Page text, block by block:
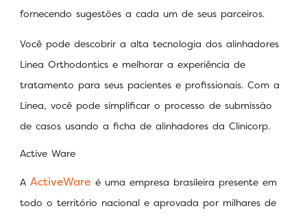
fornecendo sugestões a cada um de seus parceiros.
Você pode descobrir a alta tecnologia dos alinhadores
Linea Orthodontics e melhorar a experiência de
tratamento para seus pacientes e profissionais. Com a
Linea, você pode simplificar o processo de submissão
de casos usando a ficha de alinhadores da Clinicorp.
Active Ware
A ActiveWare é uma empresa brasileira presente em
todo o território nacional e aprovada por milhares de